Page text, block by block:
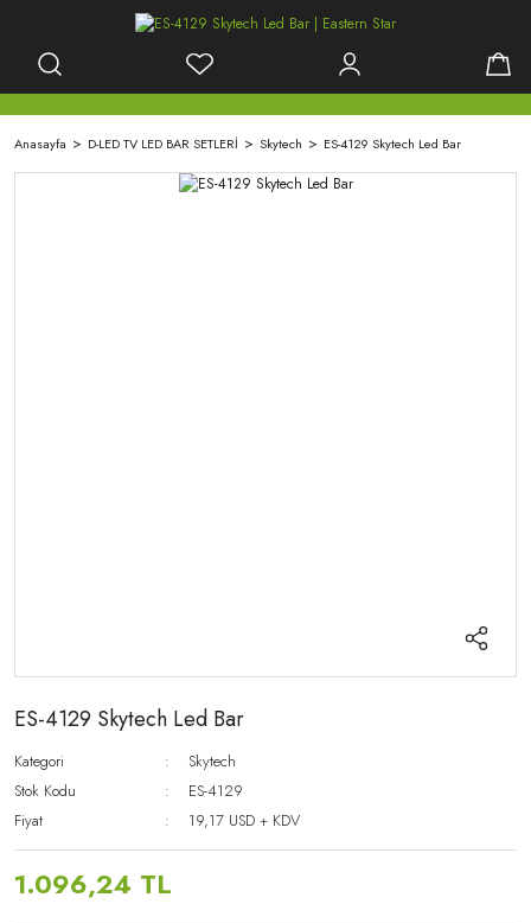
Anasayfa D-LED TV LED BAR SETLERİ Skytech ES-4129 Skytech Led Bar
ES-4129 Skytech Led Bar
Kategori
Skytech
Stok Kodu
ES-4129
Fiyat
19,17 USD + KDV
1.096,24 TL